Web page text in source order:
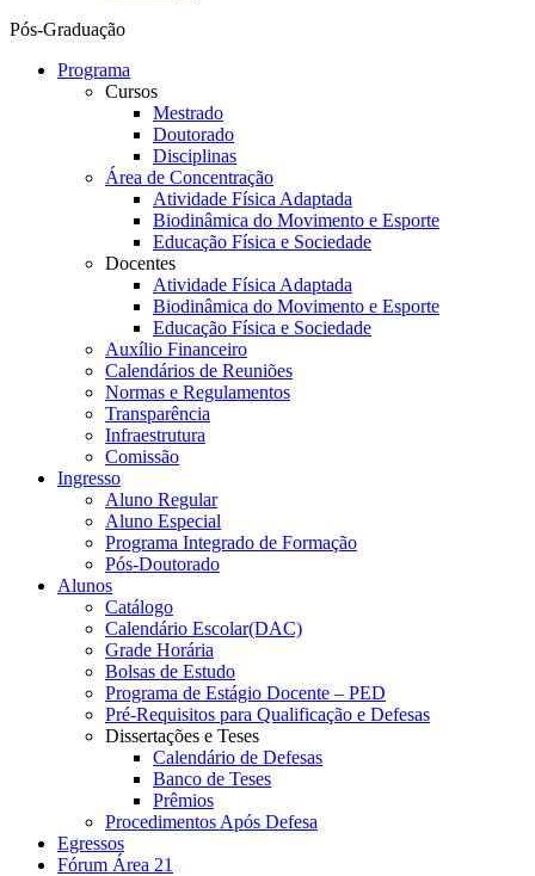
Pós-Graduação
Programa
Cursos
Mestrado
Doutorado
Disciplinas
Área de Concentração
Atividade Física Adaptada
Biodinâmica do Movimento e Esporte
Educação Física e Sociedade
Docentes
Atividade Física Adaptada
Biodinâmica do Movimento e Esporte
Educação Física e Sociedade
Auxílio Financeiro
Calendários de Reuniões
Normas e Regulamentos
Transparência
Infraestrutura
Comissão
Ingresso
Aluno Regular
Aluno Especial
Programa Integrado de Formação
Pós-Doutorado
Alunos
Catálogo
Calendário Escolar(DAC)
Grade Horária
Bolsas de Estudo
Programa de Estágio Docente – PED
Pré-Requisitos para Qualificação e Defesas
Dissertações e Teses
Calendário de Defesas
Banco de Teses
Prêmios
Procedimentos Após Defesa
Egressos
Fórum Área 21